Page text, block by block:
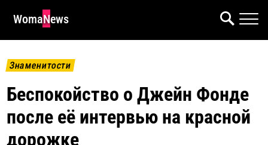
WomaNews
Знаменитости
Беспокойство о Джейн Фонде
после её интервью на красной
дорожке